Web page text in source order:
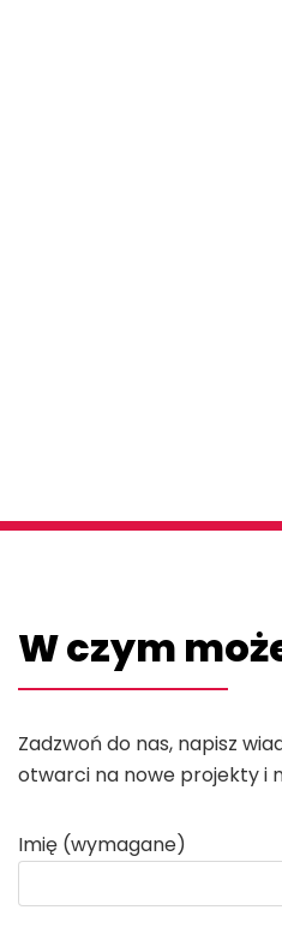
W czym
Zadzwoń do nas, napisz
otwarci na nowe projekty i
Imię (wymagane)